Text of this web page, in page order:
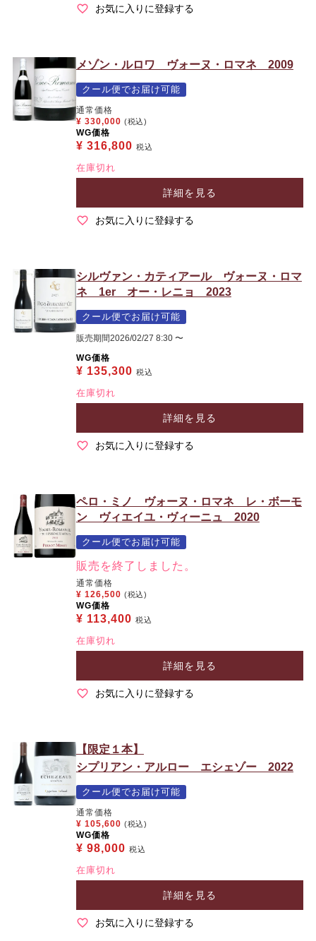
お気に入りに登録する
メゾン・ルロワ ヴォーヌ・ロマネ 2009
クール便でお届け可能
通常価格
¥ 330,000 (税込)
WG価格
¥ 316,800 税込
在庫切れ
詳細を見る
お気に入りに登録する
シルヴァン・カティアール ヴォーヌ・ロマ
ネ 1er オー・レニョ 2023
クール便でお届け可能
販売期間2026/02/27 8:30 〜
WG価格
¥ 135,300 税込
在庫切れ
詳細を見る
お気に入りに登録する
ペロ・ミノ ヴォーヌ・ロマネ レ・ボーモ
ン ヴィエイユ・ヴィーニュ 2020
クール便でお届け可能
販売を終了しました。
通常価格
¥ 126,500 (税込)
WG価格
¥ 113,400 税込
在庫切れ
詳細を見る
お気に入りに登録する
【限定１本】
シプリアン・アルロー エシェゾー 2022
クール便でお届け可能
通常価格
¥ 105,600 (税込)
WG価格
¥ 98,000 税込
在庫切れ
詳細を見る
お気に入りに登録する